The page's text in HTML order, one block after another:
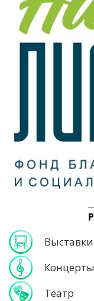
Выставки
Концерты
Театр